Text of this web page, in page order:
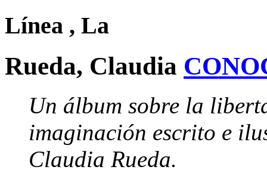
Línea , La
Rueda, Claudia
Un álbum sobre la
imaginación escrito e
Claudia Rueda.